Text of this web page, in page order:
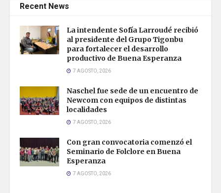
Recent News
La intendente Sofía Larroudé recibió
al presidente del Grupo Tigonbu
para fortalecer el desarrollo
productivo de Buena Esperanza
7 AGOSTO, 2026
Naschel fue sede de un encuentro de
Newcom con equipos de distintas
localidades
7 AGOSTO, 2026
Con gran convocatoria comenzó el
Seminario de Folclore en Buena
Esperanza
7 AGOSTO, 2026